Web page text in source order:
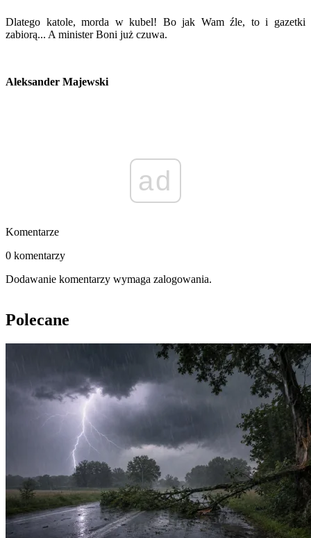
Dlatego katole, morda w kubel! Bo jak Wam źle, to i gazetki
zabiorą... A minister Boni już czuwa.
Aleksander Majewski
ad
Komentarze
0 komentarzy
Dodawanie komentarzy wymaga zalogowania.
Polecane